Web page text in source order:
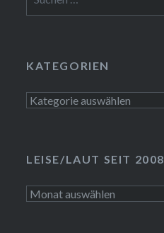
nach:
KATEGORIEN
Kategorien
LEISE/LAUT SEIT 2008
LEISE/laut